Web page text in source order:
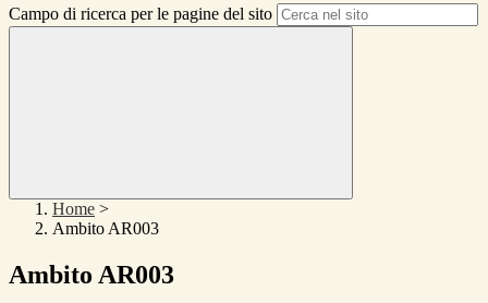
Campo di ricerca per le pagine del sito
Home >
Ambito AR003
Ambito AR003